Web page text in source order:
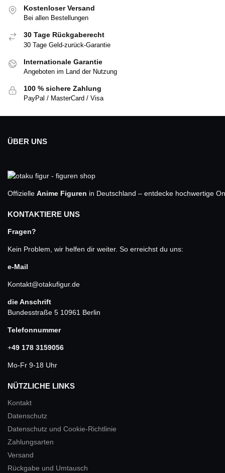
Kostenloser Versand
Bei allen Bestellungen
30 Tage Rückgaberecht
30 Tage Geld-zurück-Garantie
Internationale Garantie
Angeboten im Land der Nutzung
100 % sichere Zahlung
PayPal / MasterCard / Visa
ÜBER UNS
Offizielle Anime Figuren in Deutschland – entdecke hochwertige
KONTAKTIERE UNS
Fragen?
Kein Problem, wir helfen dir weiter. So erreichst du uns:
e-Mail
Kontakt@otakufigur.de
die Anschrift
Bundesstraße 5 10961 Berlin
Telefonnummer
+49 178 3159056
Mo-Fr 9-18 Uhr
NÜTZLICHE LINKS
Kontakt
Datenschutz
Datenschutz und Cookie-Richtlinie
Zahlungsarten
Versand
Rückgabe und Umtausch